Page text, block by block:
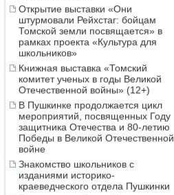
Открытие выставки «Они
штурмовали Рейхстаг: бойцам
Томской земли посвящается» в
рамках проекта «Культура для
школьников»
Книжная выставка «Томский
комитет ученых в годы Великой
Отечественной войны» (12+)
В Пушкинке продолжается цикл
мероприятий, посвященных Году
защитника Отечества и 80-летию
Победы в Великой Отечественной
войне
Знакомство школьников с
изданиями историко-
краеведческого отдела Пушкинки